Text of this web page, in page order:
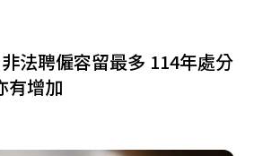
法聘僱容留最多 114年處分
有增加